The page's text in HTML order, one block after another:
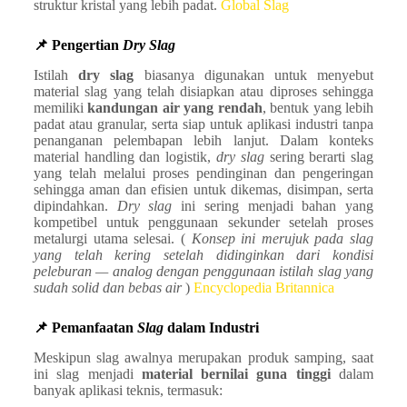
struktur kristal yang lebih padat. Global Slag
📌 Pengertian Dry Slag
Istilahdry slag biasanya digunakan untuk menyebut
material slag yang telah disiapkan atau diproses sehingga
memilikikandungan air yang rendah, bentuk yang lebih
padat atau granular, serta siap untuk aplikasi industri tanpa
penanganan pelembapan lebih lanjut. Dalam konteks
material handling dan logistik, dry slagsering berarti slag
yang telah melalui proses pendinginan dan pengeringan
sehingga aman dan efisien untuk dikemas, disimpan, serta
dipindahkan. Dry slag ini sering menjadi bahan yang
kompetibel untuk penggunaan sekunder setelah proses
metalurgi utama selesai. ( Konsep ini merujuk pada slag
yang telah kering setelah didinginkan dari kondisi
peleburan — analog dengan penggunaan istilah slag yang
sudah solid dan bebas air) Encyclopedia Britannica
📌 Pemanfaatan Slagdalam Industri
Meskipun slag awalnya merupakan produk samping, saat
ini slag menjadi material bernilai guna tinggidalam
banyak aplikasi teknis, termasuk: